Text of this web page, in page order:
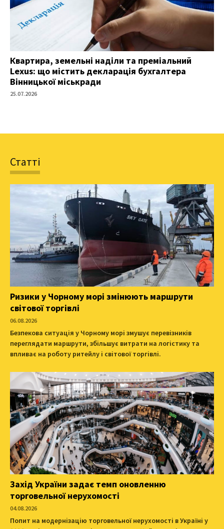
Квартира, земельні наділи та преміальний
Lexus: що містить декларація бухгалтера
Вінницької міськради
25.07.2026
Статті
Ризики у Чорному морі змінюють маршрути
світової торгівлі
06.08.2026
Безпекова ситуація у Чорному морі змушує перевізників
переглядати маршрути, збільшує витрати на логістику та
впливає на роботу ритейлу і світової торгівлі.
Захід України задає темп оновленню
торговельної нерухомості
04.08.2026
Попит на модернізацію торговельної нерухомості в Україні у